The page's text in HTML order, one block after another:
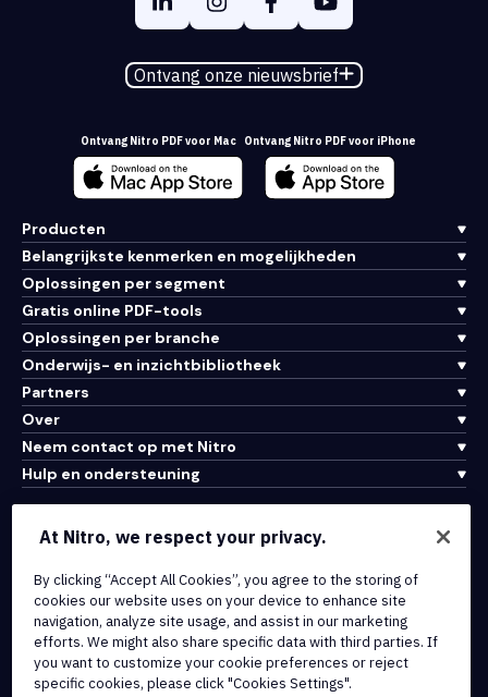
Ontvang onze nieuwsbrief
Ontvang Nitro PDF voor Mac Ontvang Nitro PDF voor iPhone
Producten
Belangrijkste kenmerken en mogelijkheden
Oplossingen per segment
Gratis online PDF-tools
Oplossingen per branche
Onderwijs- en inzichtbibliotheek
Partners
Over
Neem contact op met Nitro
Hulp en ondersteuning
Integraties en API-connectiviteit
Cookiebeleid
Copyrightbeleid
Alle voorwaarden en beleidsmaatregelen
© 2026 Nitro Software, Inc. Inc. Alle rechten voorbehouden.
At Nitro, we respect your privacy.
By clicking “Accept All Cookies”, you agree to the storing of
cookies our website uses on your device to enhance site
navigation, analyze site usage, and assist in our marketing
efforts. We might also share specific data with third parties. If
you want to customize your cookie preferences or reject
specific cookies, please click "Cookies Settings".